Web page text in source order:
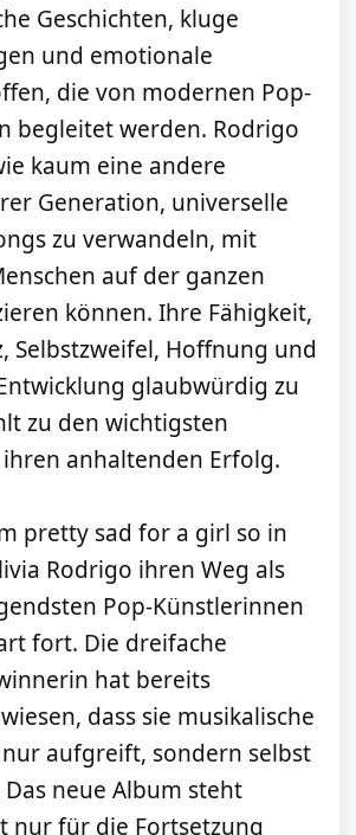
Geschichten, kluge
und emotionale
die von modernen Pop-
begleitet werden. Rodrigo
kaum eine andere
Generation, universelle
zu verwandeln, mit
auf der ganzen
können. Ihre Fähigkeit,
Selbstzweifel, Hoffnung und
glaubwürdig zu
zu den wichtigsten
anhaltenden Erfolg.
pretty sad for a girl so in
Rodrigo ihren Weg als
Pop-Künstlerinnen
fort. Die dreifache
hat bereits
dass sie musikalische
aufgreift, sondern selbst
neue Album steht
nur für die Fortsetzung